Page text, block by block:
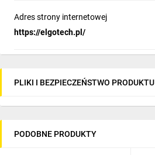
Adres strony internetowej
https://elgotech.pl/
PLIKI I BEZPIECZEŃSTWO PRODUKTU
PODOBNE PRODUKTY